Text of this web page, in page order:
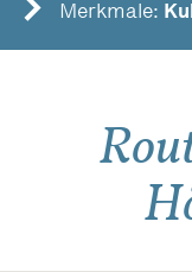
Merkmale: